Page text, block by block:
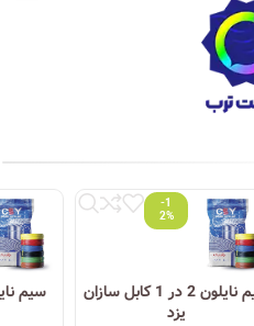
-1
2%
سیم نایلون 2 در 1 کابل سازان
یزد